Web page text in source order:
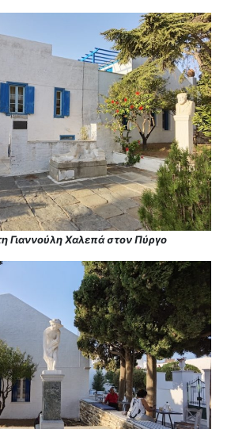
Γιαννούλη Χαλεπά στον Πύργο